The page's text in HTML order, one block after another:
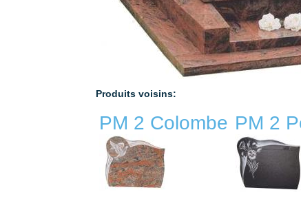
Produits voisins:
PM 2 Colombe PM 2